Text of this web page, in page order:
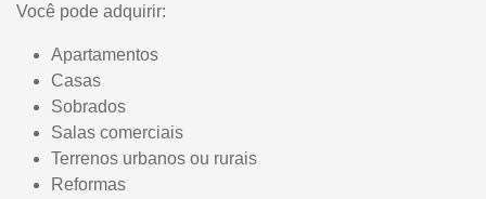
Você pode adquirir:
Apartamentos
Casas
Sobrados
Salas comerciais
Terrenos urbanos ou rurais
Reformas